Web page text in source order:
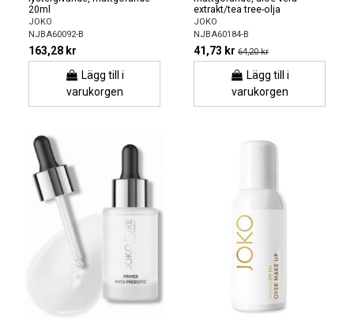
20ml
JOKO
NJBA60092-B
163,28 kr
Lägg till i
varukorgen
extrakt/tea tree-olja
JOKO
NJBA60184-B
41,73 kr 64,20 kr
Lägg till i
varukorgen